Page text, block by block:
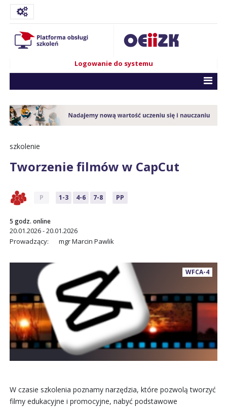
Logowanie do systemu
szkolenie
Tworzenie filmów w CapCut
P 1-3 4-6 7-8 PP
5 godz. online
20.01.2026 - 20.01.2026
Prowadzący:
mgr Marcin Pawlik
WFCA-4
W czasie szkolenia poznamy narzędzia, które pozwolą tworzyć
filmy edukacyjne i promocyjne, nabyć podstawowe